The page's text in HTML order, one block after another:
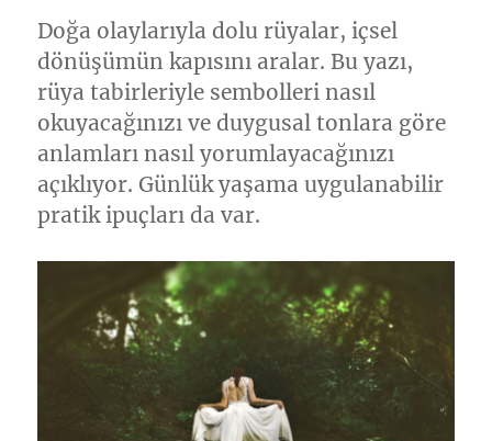
Doğa olaylarıyla dolu rüyalar, içsel
dönüşümün kapısını aralar. Bu yazı,
rüya tabirleriyle sembolleri nasıl
okuyacağınızı ve duygusal tonlara göre
anlamları nasıl yorumlayacağınızı
açıklıyor. Günlük yaşama uygulanabilir
pratik ipuçları da var.